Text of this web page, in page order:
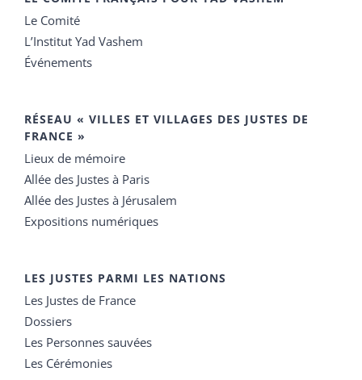
Le Comité
L’Institut Yad Vashem
Événements
RÉSEAU « VILLES ET VILLAGES DES JUSTES DE
FRANCE »
Lieux de mémoire
Allée des Justes à Paris
Allée des Justes à Jérusalem
Expositions numériques
LES JUSTES PARMI LES NATIONS
Les Justes de France
Dossiers
Les Personnes sauvées
Les Cérémonies